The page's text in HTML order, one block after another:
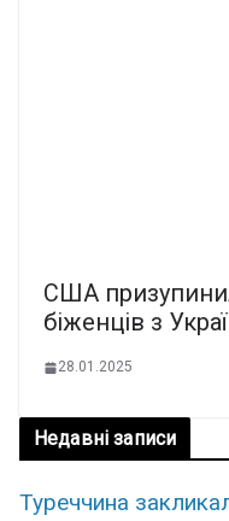
США
біженців з
28.01.2025
Недавні записи
Туреччина